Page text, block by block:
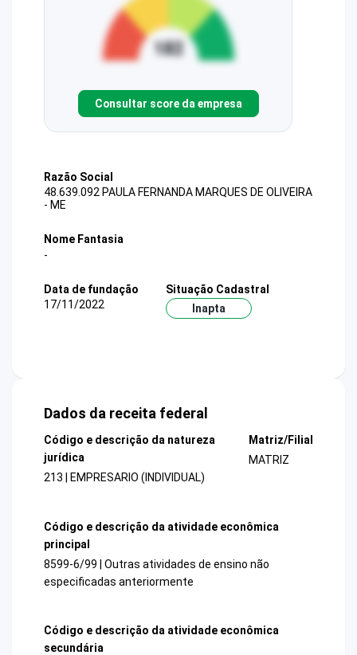
Consultar score da empresa
Razão Social
48.639.092 PAULA FERNANDA MARQUES DE OLIVEIRA
- ME
Nome Fantasia
-
Data de fundação
17/11/2022
Situação Cadastral
Inapta
Dados da receita federal
Código e descrição da natureza
jurídica
213 | EMPRESARIO (INDIVIDUAL)
Matriz/Filial
MATRIZ
Código e descrição da atividade econômica
principal
8599-6/99 | Outras atividades de ensino não
especificadas anteriormente
Código e descrição da atividade econômica
secundária